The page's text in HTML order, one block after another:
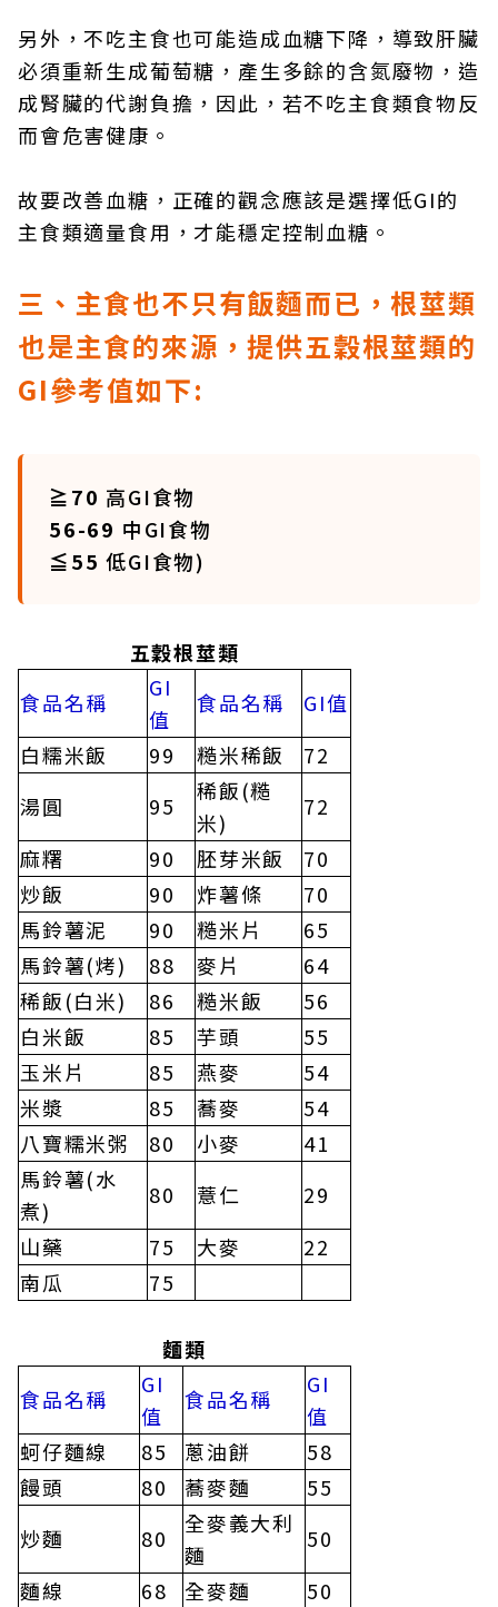
另外，不吃主食也可能造成血糖下降，導致肝臟
必須重新生成葡萄糖，產生多餘的含氮廢物，造
成腎臟的代謝負擔，因此，若不吃主食類食物反
而會危害健康。
故要改善血糖，正確的觀念應該是選擇低GI的
主食類適量食用，才能穩定控制血糖。
三、主食也不只有飯麵而已，根莖類
也是主食的來源，提供五穀根莖類的
GI參考值如下:
≧70 高GI食物
56-69 中GI食物
≦55 低GI食物)
五穀根莖類
食品名稱
GI
值
食品名稱
GI值
白糯米飯
99 糙米稀飯
72
湯圓
95
稀飯(糙
米)
72
麻糬
90 胚芽米飯
70
炒飯
90 炸薯條
70
馬鈴薯泥
90 糙米片
65
馬鈴薯(烤)
88 麥片
64
稀飯(白米)
86 糙米飯
56
白米飯
85 芋頭
55
玉米片
85 燕麥
54
米漿
85 蕎麥
54
八寶糯米粥
80 小麥
41
馬鈴薯(水
煮)
80 薏仁
29
山藥
75 大麥
22
南瓜
75
麵類
食品名稱
GI
值
食品名稱
GI
值
蚵仔麵線
85 蔥油餅
58
饅頭
80 蕎麥麵
55
炒麵
80
全麥義大利
麵
50
麵線
68 全麥麵
50